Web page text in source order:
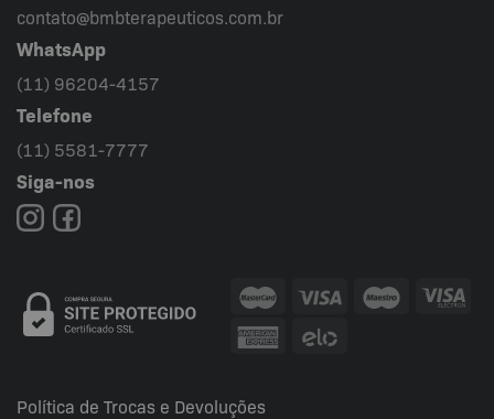
contato@bmbterapeuticos.com.br
WhatsApp
(11) 96204-4157
Telefone
(11) 5581-7777
Siga-nos
Política de Trocas e Devoluções